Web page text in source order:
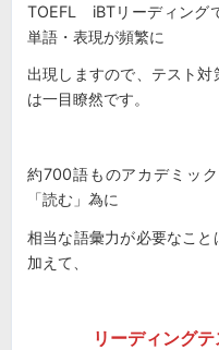
TOEFL iBTリーディング
単語・表現が頻繁に
出現しますので、テスト
は一目瞭然です。
約700語ものアカデミッ
「読む」為に
相当な語彙力が必要なこ
加えて、
リーディング